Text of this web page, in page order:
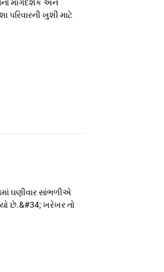
માર્ગદર્શક અને
ખુશી માટે
ઘણીવાર સાંભળીએ
છે.&#34; ખરેખર તો